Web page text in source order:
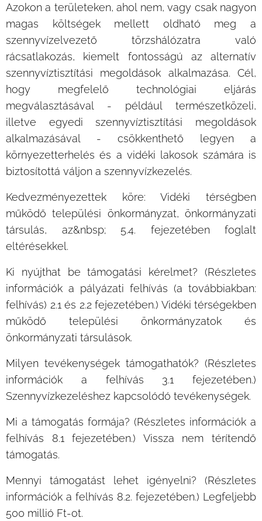
Azokon a területeken, ahol nem, vagy csak nagyon
magas költségek mellett oldható meg a
szennyvízelvezető törzshálózatra való
rácsatlakozás, kiemelt fontosságú az alternatív
szennyvíztisztítási megoldások alkalmazása. Cél,
hogy megfelelő technológiai eljárás
megválasztásával - például természetközeli,
illetve egyedi szennyvíztisztítási megoldások
alkalmazásával - csökkenthető legyen a
környezetterhelés és a vidéki lakosok számára is
biztosítottá váljon a szennyvízkezelés.
Kedvezményezettek köre: Vidéki térségben
működő települési önkormányzat, önkormányzati
társulás, az&nbsp; 5.4. fejezetében foglalt
eltérésekkel.
Ki nyújthat be támogatási kérelmet? (Részletes
információk a pályázati felhívás (a továbbiakban:
felhívás) 2.1 és 2.2 fejezetében.) Vidéki térségekben
működő települési önkormányzatok és
önkormányzati társulások.
Milyen tevékenységek támogathatók? (Részletes
információk a felhívás 3.1 fejezetében.)
Szennyvízkezeléshez kapcsolódó tevékenységek.
Mi a támogatás formája? (Részletes információk a
felhívás 8.1 fejezetében.) Vissza nem térítendő
támogatás.
Mennyi támogatást lehet igényelni? (Részletes
információk a felhívás 8.2. fejezetében.) Legfeljebb
500 millió Ft-ot.